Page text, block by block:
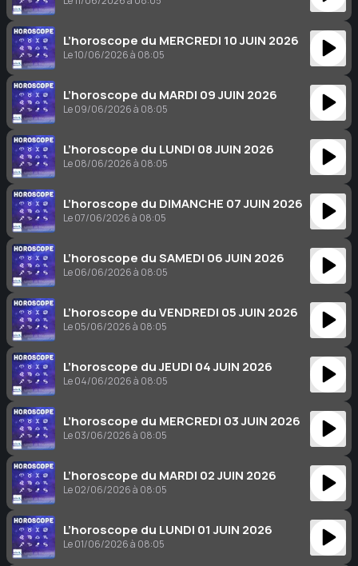
L’horoscope du MERCREDI 10 JUIN 2026
Le 10/06/2026 à 08:05
L’horoscope du MARDI 09 JUIN 2026
Le 09/06/2026 à 08:05
L’horoscope du LUNDI 08 JUIN 2026
Le 08/06/2026 à 08:05
L’horoscope du DIMANCHE 07 JUIN 2026
Le 07/06/2026 à 08:05
L’horoscope du SAMEDI 06 JUIN 2026
Le 06/06/2026 à 08:05
L’horoscope du VENDREDI 05 JUIN 2026
Le 05/06/2026 à 08:05
L’horoscope du JEUDI 04 JUIN 2026
Le 04/06/2026 à 08:05
L’horoscope du MERCREDI 03 JUIN 2026
Le 03/06/2026 à 08:05
L’horoscope du MARDI 02 JUIN 2026
Le 02/06/2026 à 08:05
L’horoscope du LUNDI 01 JUIN 2026
Le 01/06/2026 à 08:05